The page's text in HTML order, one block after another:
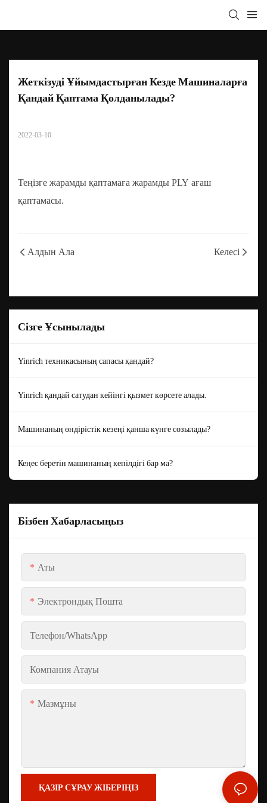
Жеткізуді Ұйымдастырған Кезде Машиналарға
Қандай Қаптама Қолданылады?
2022-03-10
Теңізге жарамды қаптамаға жарамды PLY ағаш
қаптамасы.
Алдын Ала Келесі
Сізге Ұсынылады
Yinrich техникасының сапасы қандай?
Yinrich қандай сатудан кейінгі қызмет көрсете алады.
Машинаның өндірістік кезеңі қанша күнге созылады?
Кеңес беретін машинаның кепілдігі бар ма?
Бізбен Хабарласыңыз
Аты
Электрондық Пошта
Телефон/whatsApp
Компания Атауы
Мазмұны
ҚАЗІР СҰРАУ ЖІБЕРІҢІЗ